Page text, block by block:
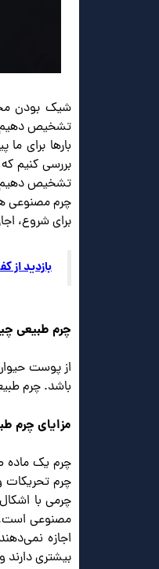
شیک بودن
تشخیص دهیم. در اینجا 6 نکته برای
بارها برای
بررسی کنیم
تشخیص دهیم
چرم مصنوعی
برای شروع،
بازدید
چرم طبیعی
از پوست
باشد. چرم
مزایای چرم
چرم یک ماده
چرم تحریکات
چرمی با
مصنوعی است.
اجازه
بیشتری دارند و